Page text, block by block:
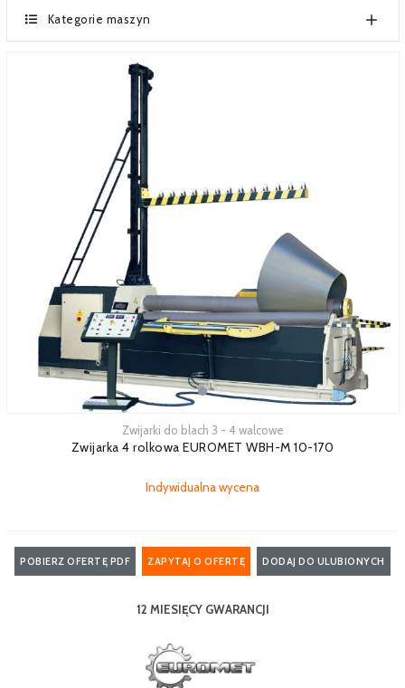
SERWIS
Kategorie maszyn
Zwijarki do blach 3 - 4 walcowe
Zwijarka 4 rolkowa EUROMET WBH-M 10-170
Indywidualna wycena
POBIERZ OFERTĘ PDF ZAPYTAJ O OFERTĘ DODAJ DO ULUBIONYCH
12 MIESIĘCY GWARANCJI